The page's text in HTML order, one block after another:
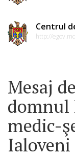
Centrul
http://
Mesaj
domnul
medic-
Ialoveni